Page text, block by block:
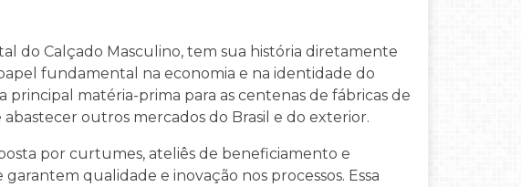
do Calçado Masculino, tem sua história diretamente
fundamental na economia e na identidade do
matéria-prima para as centenas de fábricas de
outros mercados do Brasil e do exterior.
por curtumes, ateliês de beneficiamento e
qualidade e inovação nos processos. Essa